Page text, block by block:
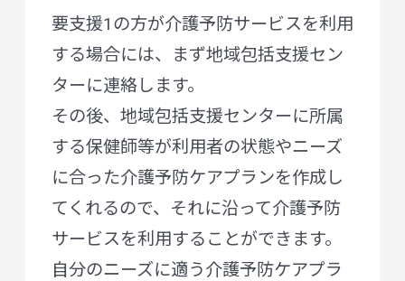
要支援1の方が介護予防サービスを利用
する場合には、まず地域包括支援セン
ターに連絡します。
その後、地域包括支援センターに所属
する保健師等が利用者の状態やニーズ
に合った介護予防ケアプランを作成し
てくれるので、それに沿って介護予防
サービスを利用することができます。
自分のニーズに適う介護予防ケアプラ